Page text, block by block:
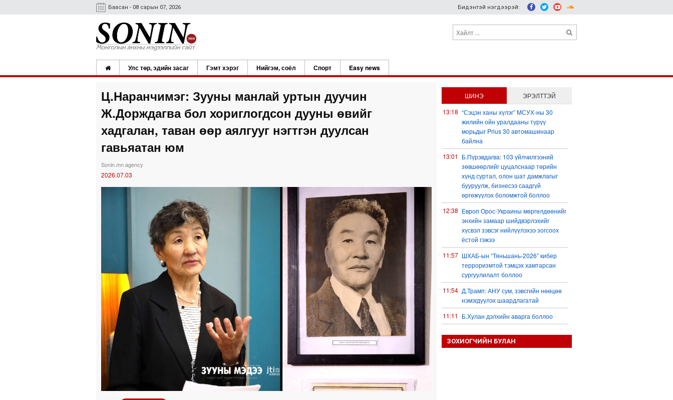
Баасан - 08 сарын 07, 2026 Бидэнтэй нэгдээрэй:
Улс төр, эдийн засаг Гэмт хэрэг Нийгэм, соёл Спорт Easy news
Ц.Наранчимэг: Зууны манлай уртын дуучин
Ж.Дорждагва бол хориглогдсон дууны өвийг
хадгалан, таван өөр аялгууг нэгтгэн дуулсан
гавьяатан юм
Sonin.mn agency
2026.07.03
ШИНЭ
ЭРЭЛТТЭЙ
13:18 “Сэцэн ханы хүлэг” МСУХ-ны 30
жилийн ойн уралдааны түрүү
морьдыг Prius 30 автомашинаар
байлна
13:01 Б.Пүрэвдагва: 103 үйлчилгээний
зөвшөөрлийг цуцалснаар төрийн
хүнд суртал, олон шат дамжлагыг
бууруулж, бизнесээ саадгүй
өргөжүүлэх боломжтой боллоо
12:38 Европ Орос-Украины мөргөлдөөнийг
энхийн замаар шийдвэрлэхийг
хүсвэл зэвсэг нийлүүлэхээ зогсоох
ёстой гэжээ
11:57 ШХАБ-ын “Тяньшань-2026” кибер
терроризмтой тэмцэх хамтарсан
сургуулилалт боллоо
11:54 Д.Трамп: АНУ сум, зэвсгийн нөөцөө
нэмэгдүүлэх шаардлагатай
11:11 Б.Хулан дэлхийн аварга боллоо
хурлын уялдаа нь Риогийн гурван
ЗОХИОГЧИЙН БУЛАН